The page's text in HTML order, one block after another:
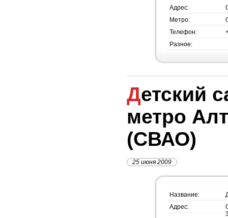
Адрес:
Метро:
Телефон:
Разное:
Детский сад №1188,
метро
(СВАО)
25 июня 2009
Название:
Адрес: